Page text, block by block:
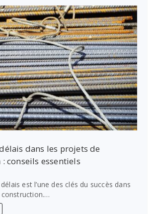
dans les projets de
conseils essentiels
est l’une des clés du succès dans
construction.…